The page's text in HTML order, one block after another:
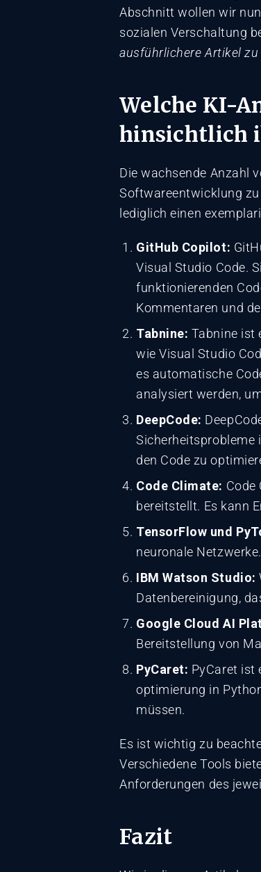
Abschnitt wollen wir
sozialen Verschaltung
ausführlichere Artikel
Welche KI-
hinsichtlich
Die wachsende Anzahl
Softwareentwicklung
lediglich einen
GitHub Copilot:
Visual Studio Code.
funktionierenden
Kommentaren und
Tabnine: Tabnine ist
wie Visual Studio
es automatische
analysiert werden,
DeepCode:
Sicherheitsprobleme
den Code zu
Code Climate: Code
bereitstellt. Es kann
TensorFlow und
neuronale
IBM Watson Studio:
Datenbereinigung,
Google Cloud AI
Bereitstellung von
PyCaret: PyCaret ist
optimierung in
müssen.
Es ist wichtig zu
Verschiedene Tools
Anforderungen des
Fazit